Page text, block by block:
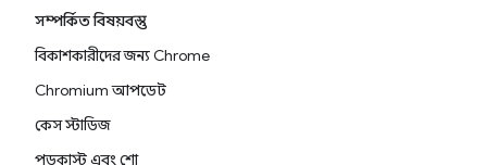
সম্পর্কিত বিষয়বস্তু
বিকাশকারীদের জন্য Chrome
Chromium আপডেট
কেস স্টাডিজ
পডকাস্ট এবং শো